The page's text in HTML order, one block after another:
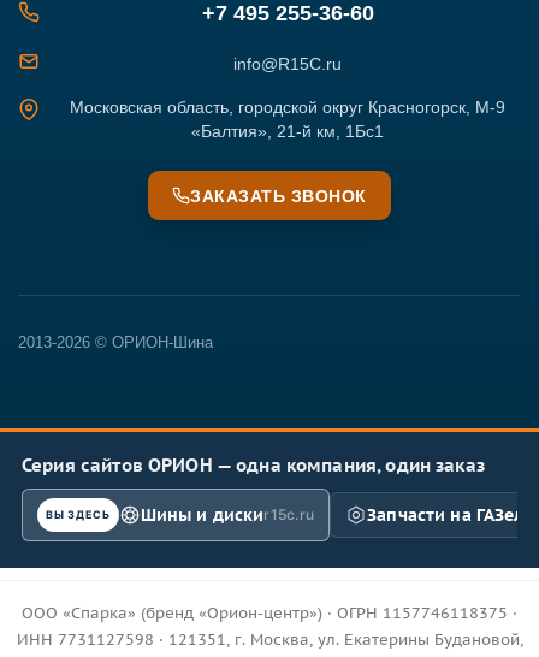
+7 495 255-36-60
info@R15C.ru
Московская область, городской округ Красногорск, М-9
«Балтия», 21-й км, 1Бс1
ЗАКАЗАТЬ ЗВОНОК
2013-2026 © ОРИОН-Шина
Серия сайтов ОРИОН — одна компания, один заказ
ВЫ ЗДЕСЬ Шины и дискиr15c.ru Запчасти на ГАЗель
ООО «Спарка» (бренд «Орион-центр») · ОГРН 1157746118375 ·
ИНН 7731127598 · 121351, г. Москва, ул. Екатерины Будановой,